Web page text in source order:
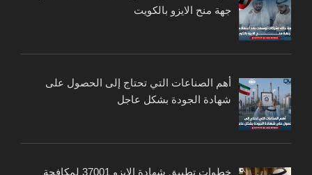
جهة منح الايزو بالكويت
أهم الصناعات التي تحتاج إلى الحصول على
شهادة الجودة بشكل عاجل
خطوات تطبيق شهادة الايزو 37001 لمكافحة